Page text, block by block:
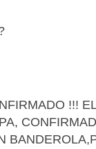
!!!